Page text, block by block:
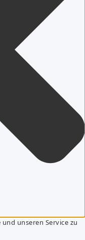
unseren Service zu